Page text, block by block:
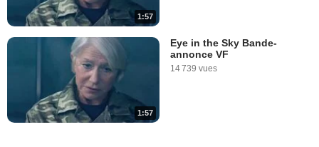
1:57
1:57
Eye in the Sky Bande-
annonce VF
14 739 vues